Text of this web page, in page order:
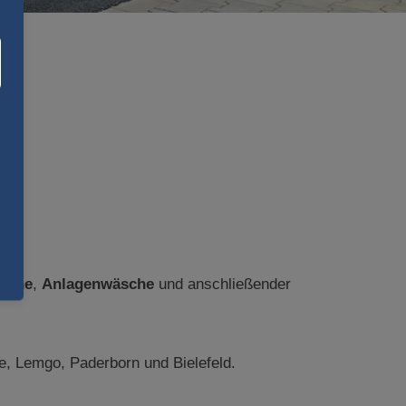
, Anlagenwäsche und anschließender
Lemgo, Paderborn und Bielefeld.